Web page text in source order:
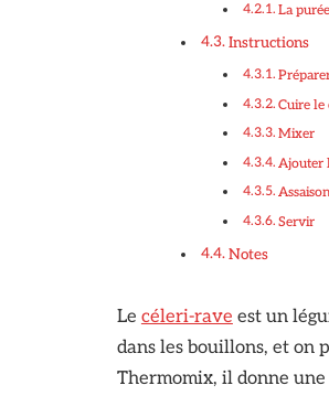
La purée
Instructions
Cuire le
Mixer
Ajouter
Servir
Notes
Le céleri-rave est un
dans les bouillons, et on
Thermomix, il donne